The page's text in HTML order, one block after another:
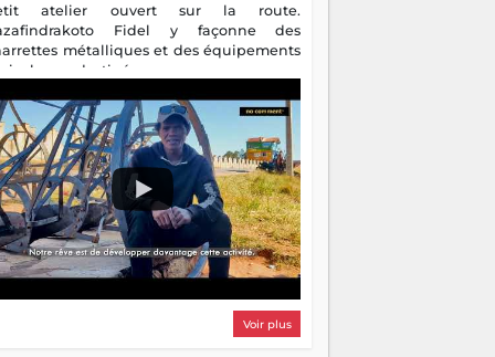
atelier ouvert sur la route.
Fidel y façonne des
métalliques et des équipements
destinés aux campagnes
il perpétue un métier discret mais
Voir plus